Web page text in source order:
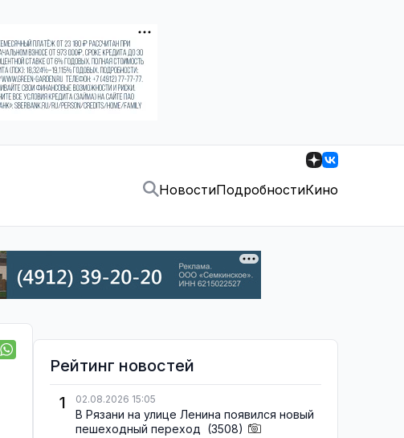
НовостиПодробностиКино
Рейтинг новостей
1
02.08.2026 15:05
В Рязани на улице Ленина появился новый
пешеходный переход (3508)